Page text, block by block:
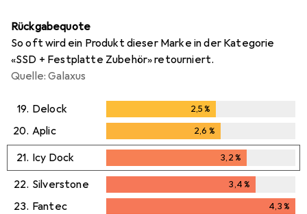
Rückgabequote
So oft wird ein Produkt dieser Marke in der Kategorie
«SSD + Festplatte Zubehör» retourniert.
Quelle: Galaxus
19. Delock 2,5%
20. Aplic 2,6 %
21. Icy Dock 3,2%
22. Silverstone 3,4%
23. Fantec 4,3%